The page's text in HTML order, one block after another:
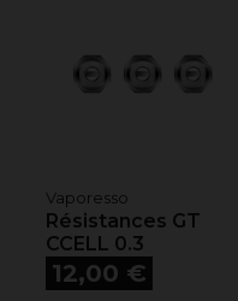
Vaporesso
Résistances GT
CCELL 0.3
Prix
12,00 €